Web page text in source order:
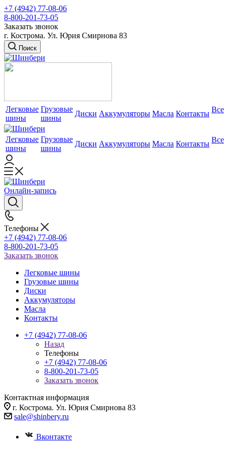
+7 (4942) 77-08-06
8-800-201-73-05
Заказать звонок
г. Кострома. Ул. Юрия Смирнова 83
Поиск
Легковые
шины
Грузовые
шины
Диски Аккумуляторы Масла Контакты Все
Легковые
шины
Грузовые
шины
Диски Аккумуляторы Масла Контакты Все
Онлайн-запись
Телефоны
+7 (4942) 77-08-06
8-800-201-73-05
Заказать звонок
Легковые шины
Грузовые шины
Диски
Аккумуляторы
Масла
Контакты
+7 (4942) 77-08-06
Назад
Телефоны
+7 (4942) 77-08-06
8-800-201-73-05
Заказать звонок
Контактная информация
г. Кострома. Ул. Юрия Смирнова 83
sale@shinbery.ru
Вконтакте